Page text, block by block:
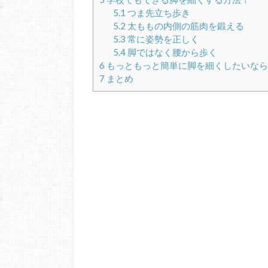
5.1 つま先立ち歩き
5.2 太ももの内側の筋肉を鍛える
5.3 常に姿勢を正しく
5.4脚ではなく腰から歩く
6 もっともっと簡単に脚を細くしたいな
7 まとめ